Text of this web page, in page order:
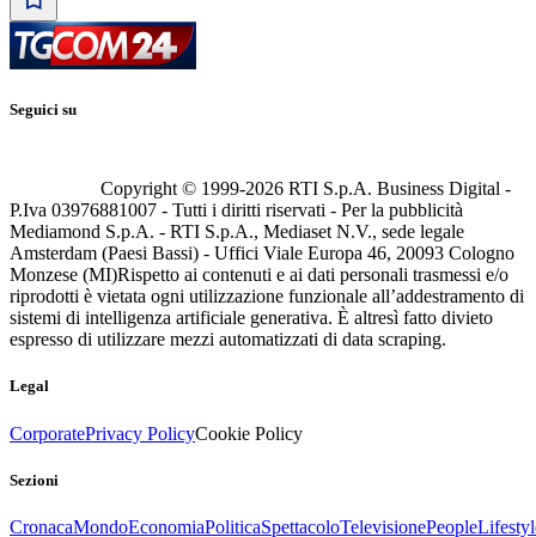
Seguici su
Copyright © 1999-2026 RTI S.p.A. Business Digital -
P.Iva 03976881007 - Tutti i diritti riservati - Per la pubblicità
Mediamond S.p.A. - RTI S.p.A., Mediaset N.V., sede legale
Amsterdam (Paesi Bassi) - Uffici Viale Europa 46, 20093 Cologno
Monzese (MI)Rispetto ai contenuti e ai dati personali trasmessi e/o
riprodotti è vietata ogni utilizzazione funzionale all’addestramento di
sistemi di intelligenza artificiale generativa. È altresì fatto divieto
espresso di utilizzare mezzi automatizzati di data scraping.
Legal
CorporatePrivacy PolicyCookie Policy
Sezioni
CronacaMondoEconomiaPoliticaSpettacoloTelevisionePeople